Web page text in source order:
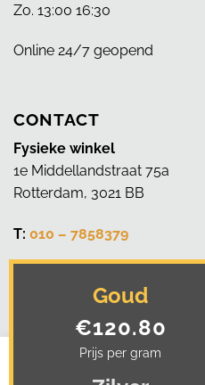
Zo. 13:00 16:30
Online 24/7 geopend
CONTACT
Fysieke winkel
1e Middellandstraat 75a
Rotterdam, 3021 BB
T: 010 – 7858379
We gebruiken cookies op
Goud
€120.80
Prijs per gram